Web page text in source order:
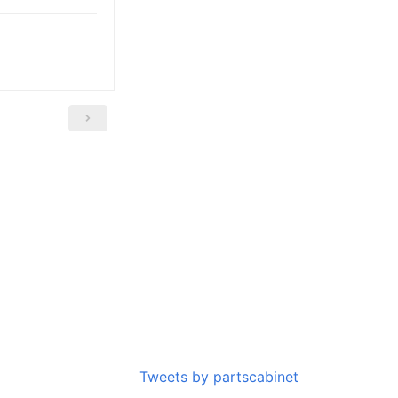
Tweets by partscabinet